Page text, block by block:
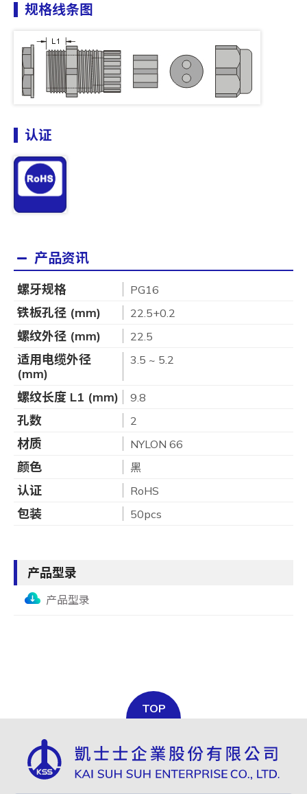
规格线条图
认证
产品资讯
螺牙规格 PG16
铁板孔径 (mm) 22.5+0.2
螺纹外径 (mm) 22.5
适用电缆外径
(mm)
3.5 ~ 5.2
螺纹长度 L1 (mm) 9.8
孔数 2
材质 NYLON 66
颜色 黑
认证 RoHS
包装 50pcs
产品型录
产品型录
TOP